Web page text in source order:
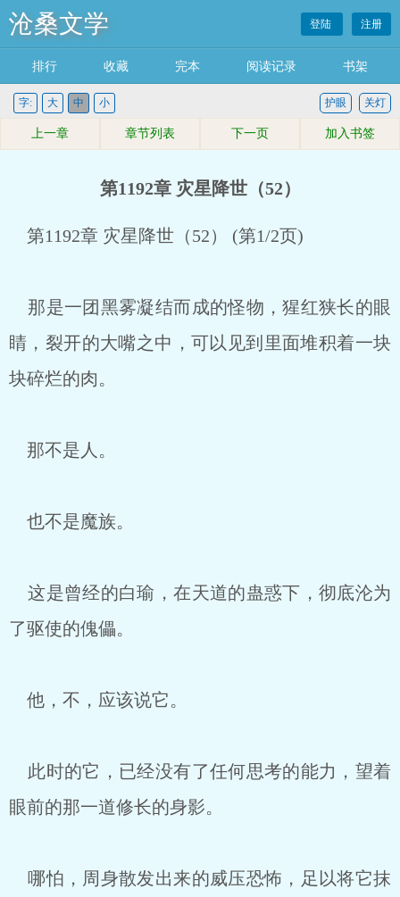
沧桑文学 登陆 注册
排行 收藏 完本 阅读记录 书架
字: 大 中 小 关灯
护眼
上一章 章节列表 下一页 加入书签
第1192章 灾星降世（52）
第1192章 灾星降世（52） (第1/2页)
那是一团黑雾凝结而成的怪物，猩红狭长的眼
睛，裂开的大嘴之中，可以见到里面堆积着一块
块碎烂的肉。
那不是人。
也不是魔族。
这是曾经的白瑜，在天道的蛊惑下，彻底沦为
了驱使的傀儡。
他，不，应该说它。
此时的它，已经没有了任何思考的能力，望着
眼前的那一道修长的身影。
哪怕，周身散发出来的威压恐怖，足以将它抹